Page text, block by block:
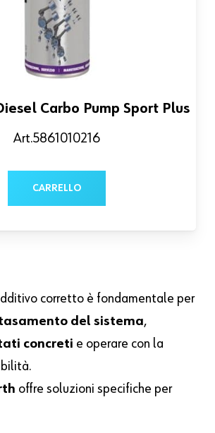
Carbo Pump Sport Plus
Art.5861010216
CARRELLO
corretto è fondamentale per
del sistema,
concreti e operare con la
offre soluzioni specifiche per